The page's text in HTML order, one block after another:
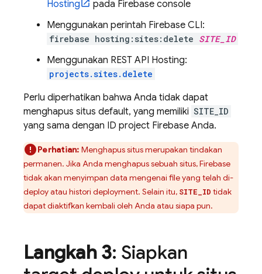
Hosting
pada Firebase console
Menggunakan perintah Firebase CLI:
firebase hosting:sites:delete SITE_ID
Menggunakan REST API Hosting:
projects.sites.delete
Perlu diperhatikan bahwa Anda tidak dapat
menghapus situs default, yang memiliki SITE_ID
yang sama dengan ID project Firebase Anda.
Perhatian: Menghapus situs merupakan tindakan
permanen. Jika Anda menghapus sebuah situs, Firebase
tidak akan menyimpan data mengenai file yang telah di-
deploy atau histori deployment. Selain itu, SITE_ID tidak
dapat diaktifkan kembali oleh Anda atau siapa pun.
Langkah 3: Siapkan